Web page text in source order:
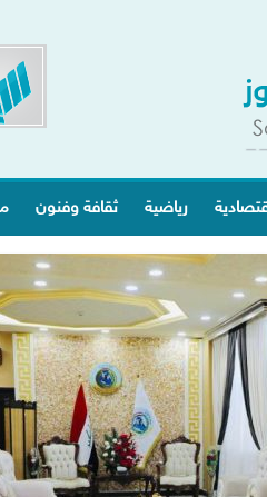
رياضية ثقافة وفنون